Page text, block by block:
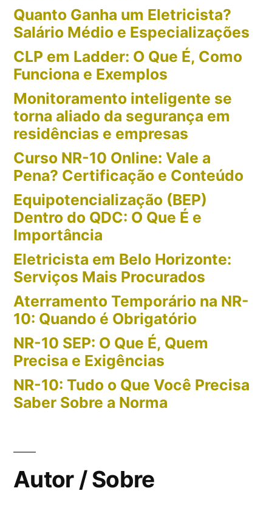
Quanto Ganha um Eletricista?
Salário Médio e Especializações
CLP em Ladder: O Que É, Como
Funciona e Exemplos
Monitoramento inteligente se
torna aliado da segurança em
residências e empresas
Curso NR-10 Online: Vale a
Pena? Certificação e Conteúdo
Equipotencialização (BEP)
Dentro do QDC: O Que É e
Importância
Eletricista em Belo Horizonte:
Serviços Mais Procurados
Aterramento Temporário na NR-
10: Quando é Obrigatório
NR-10 SEP: O Que É, Quem
Precisa e Exigências
NR-10: Tudo o Que Você Precisa
Saber Sobre a Norma
Autor / Sobre